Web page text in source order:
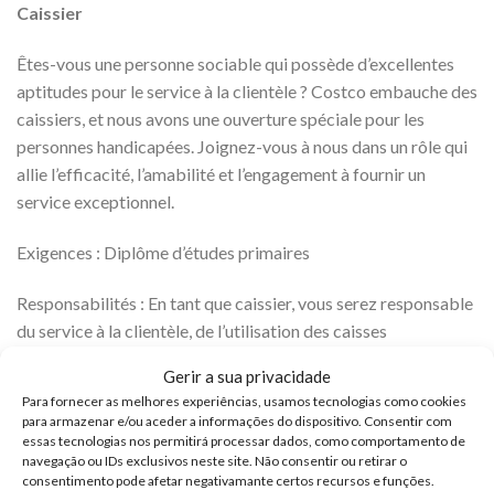
Gerir a sua privacidade
Para fornecer as melhores experiências, usamos tecnologias como cookies
para armazenar e/ou aceder a informações do dispositivo. Consentir com
essas tecnologias nos permitirá processar dados, como comportamento de
navegação ou IDs exclusivos neste site. Não consentir ou retirar o
consentimento pode afetar negativamante certos recursos e funções.
Caissier
Êtes-vous une personne sociable qui possède d’excellentes
aptitudes pour le service à la clientèle ? Costco embauche des
caissiers, et nous avons une ouverture spéciale pour les
personnes handicapées. Joignez-vous à nous dans un rôle qui
allie l’efficacité, l’amabilité et l’engagement à fournir un
service exceptionnel.
Exigences : Diplôme d’études primaires
Responsabilités : En tant que caissier, vous serez responsable
du service à la clientèle, de l’utilisation des caisses
et de la fermeture des caisses. Votre rôle sera essentiel pour
créer une expérience d’achat positive pour nos membres.
Assistant pâtissier